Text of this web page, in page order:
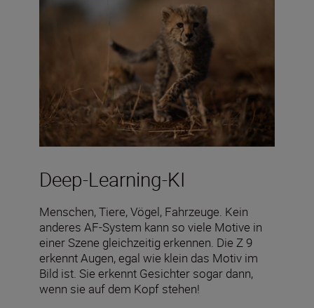
Deep-Learning-KI
Menschen, Tiere, Vögel, Fahrzeuge. Kein
anderes AF-System kann so viele Motive in
einer Szene gleichzeitig erkennen. Die Z 9
erkennt Augen, egal wie klein das Motiv im
Bild ist. Sie erkennt Gesichter sogar dann,
wenn sie auf dem Kopf stehen!